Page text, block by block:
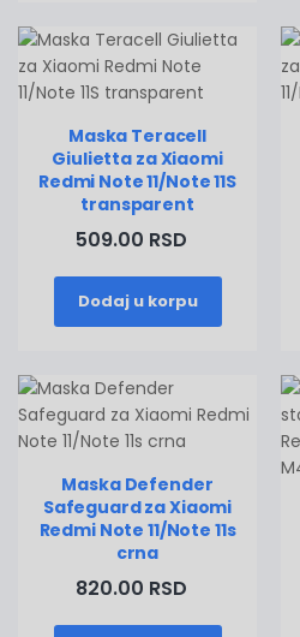
Maska Teracell
Giulietta za Xiaomi
Redmi Note 11/Note 11S
transparent
509.00 RSD
Dodaj u korpu
Maska Defender
Safeguard za Xiaomi
Redmi Note 11/Note 11s
crna
820.00 RSD